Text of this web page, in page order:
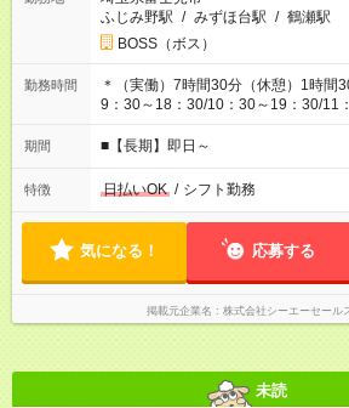
ふじみ野駅 / みずほ台駅 / 鶴瀬駅
BOSS（ボス）
勤務時間
＊（実働）7時間30分（休憩）1時間
9：30～18：30/10：30～19：30/11
期間 ■【長期】即日～
特徴 日払いOK / シフト勤務
気になる！ 応募する
掲載元企業名 株式会社シーエーセール
未読